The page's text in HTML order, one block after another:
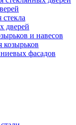
дверей
и навесов
козырьков
фасадов